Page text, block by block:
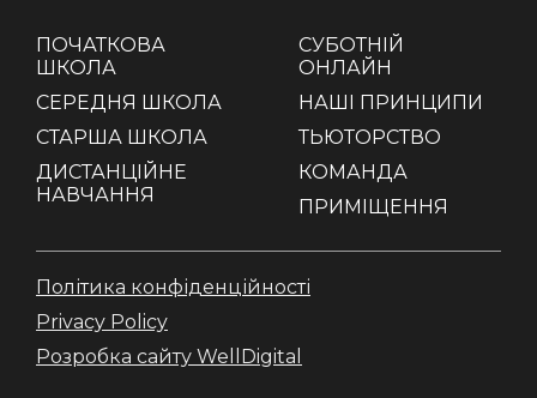
ПОЧАТКОВА
ШКОЛА
СЕРЕДНЯ ШКОЛА
СТАРША ШКОЛА
ДИСТАНЦІЙНЕ
НАВЧАННЯ
СУБОТНІЙ
ОНЛАЙН
НАШІ ПРИНЦИПИ
ТЬЮТОРСТВО
КОМАНДА
ПРИМІЩЕННЯ
Політика конфіденційності
Privacy Policy
Розробка сайту WellDigital